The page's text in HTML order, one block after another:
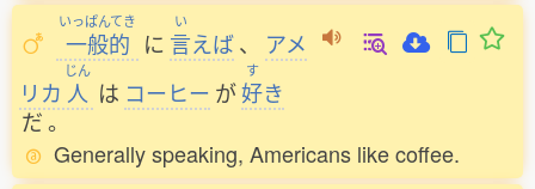
いっぱんてき
一般的 に
い
言えば、
アメ
リカ
じん
人 は コーヒー が
す
好き
だ。
Generally speaking, Americans like coffee.